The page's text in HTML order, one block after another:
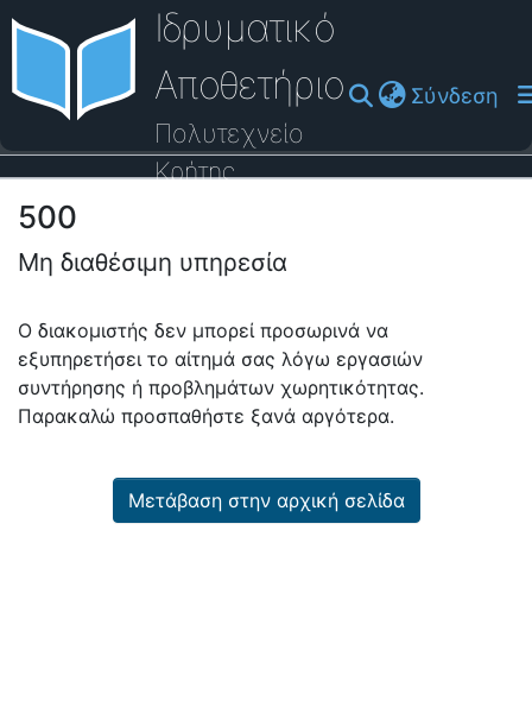
Ιδρυματικό
Αποθετήριο
Πολυτεχνείο
Κρήτης
Σύνδεση
Οδηγός Βοήθειας
500
Μη διαθέσιμη υπηρεσία
Ο διακομιστής δεν μπορεί προσωρινά να
εξυπηρετήσει το αίτημά σας λόγω εργασιών
συντήρησης ή προβλημάτων χωρητικότητας.
Παρακαλώ προσπαθήστε ξανά αργότερα.
Μετάβαση στην αρχική σελίδα